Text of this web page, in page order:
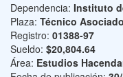
Dependencia: Instituto
Plaza: Técnico
Registro: 01388-97
Sueldo: $20,804.64
Área: Estudios